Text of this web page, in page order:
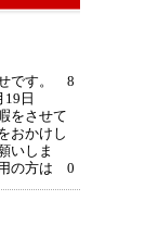
です。 8
19日
をさせて
おかけし
いしま
の方は 0